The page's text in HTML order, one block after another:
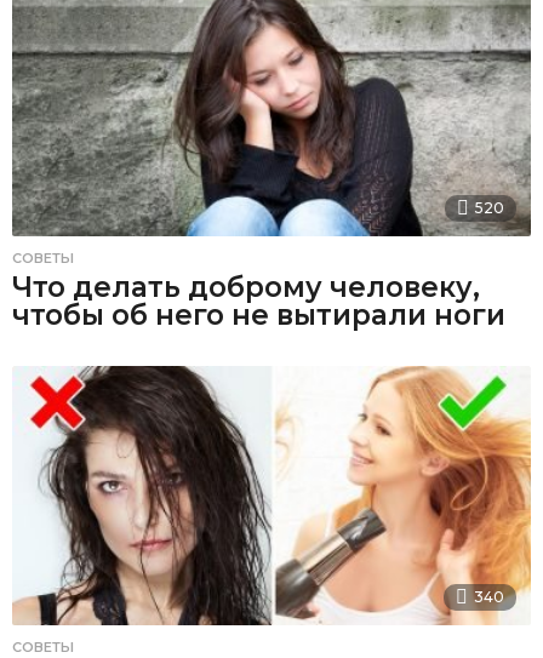
520
СОВЕТЫ
Что делать доброму человеку,
чтобы об него не вытирали ноги
340
СОВЕТЫ